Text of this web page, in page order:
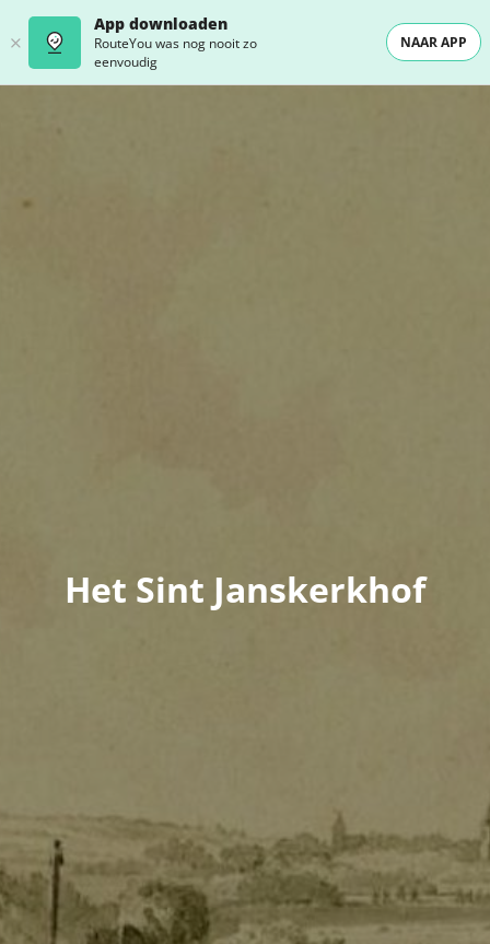
App downloaden
RouteYou was nog nooit zo
eenvoudig
NAAR APP
Het Sint Janskerkhof